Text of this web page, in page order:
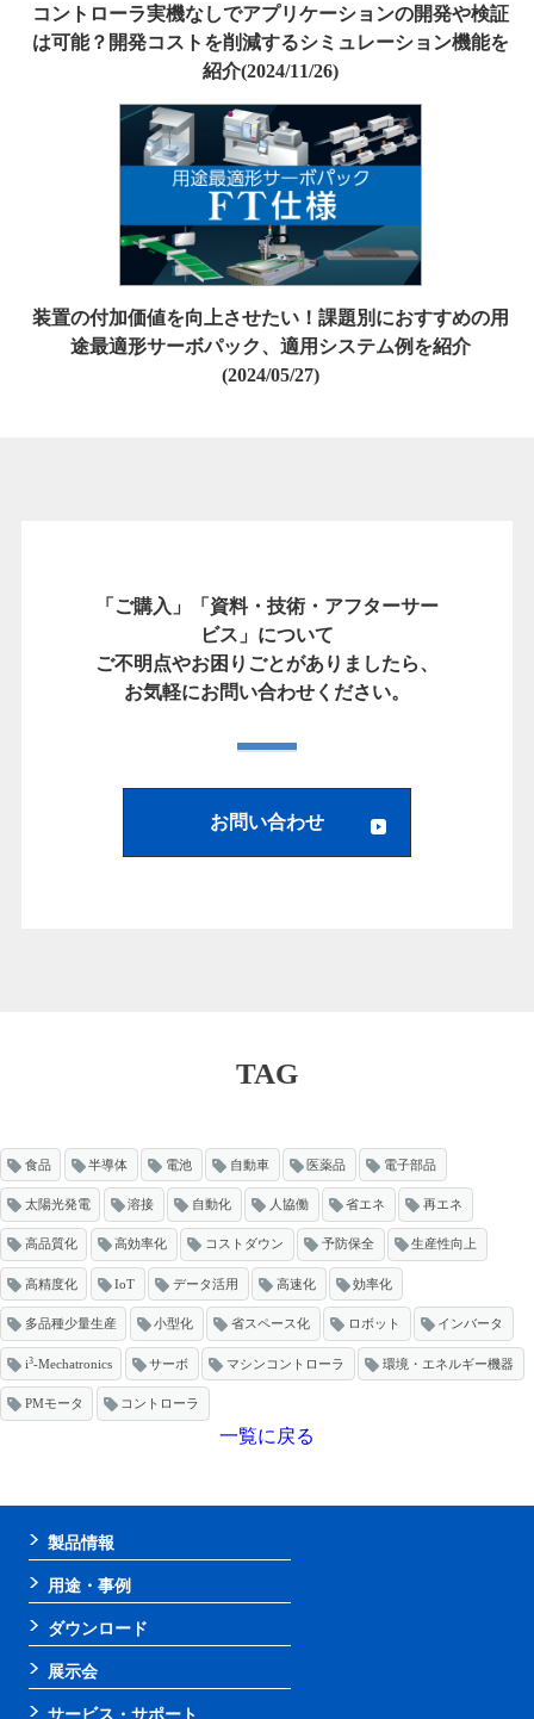
コントローラ実機なしでアプリケーションの開発や検証
は可能？開発コストを削減するシミュレーション機能を
紹介(2024/11/26)
装置の付加価値を向上させたい！課題別におすすめの用
途最適形サーボパック、適用システム例を紹介
(2024/05/27)
「ご購入」「資料・技術・アフターサー
ビス」について
ご不明点やお困りごとがありましたら、
お気軽にお問い合わせください。
お問い合わせ
TAG
食品 半導体 電池 自動車 医薬品 電子部品
太陽光発電 溶接 自動化 人協働 省エネ 再エネ
高品質化 高効率化 コストダウン 予防保全 生産性向上
高精度化 IoT データ活用 高速化 効率化
多品種少量生産 小型化 省スペース化 ロボット インバータ
i3-Mechatronics サーボ マシンコントローラ 環境・エネルギー機器
PMモータ コントローラ
一覧に戻る
製品情報
用途・事例
ダウンロード
展示会
サービス・サポート